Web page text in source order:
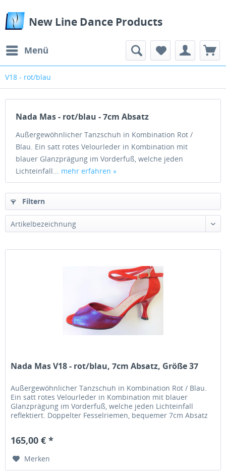
New Line Dance Products
Menü
V18 - rot/blau
Nada Mas - rot/blau - 7cm Absatz
Außergewöhnlicher Tanzschuh in Kombination Rot /
Blau. Ein satt rotes Velourleder in Kombination mit
blauer Glanzprägung im Vorderfuß, welche jeden
Lichteinfall... mehr erfahren »
Filtern
Artikelbezeichnung
Nada Mas V18 - rot/blau, 7cm Absatz, Größe 37
Außergewöhnlicher Tanzschuh in Kombination Rot / Blau.
Ein satt rotes Velourleder in Kombination mit blauer
Glanzprägung im Vorderfuß, welche jeden Lichteinfall
reflektiert. Doppelter Fesselriemen, bequemer 7cm Absatz
165,00 € *
Merken